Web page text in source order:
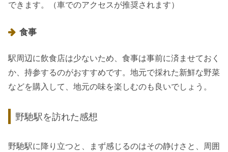
できます。（車でのアクセスが推奨されます）
食事
駅周辺に飲食店は少ないため、食事は事前に済ませておく
か、持参するのがおすすめです。地元で採れた新鮮な野菜
などを購入して、地元の味を楽しむのも良いでしょう。
野馳駅を訪れた感想
野馳駅に降り立つと、まず感じるのはその静けさと、周囲